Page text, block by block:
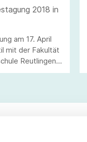
2018 in
am 17. April
mit der Fakultät
Reutlingen
kann viel in
die diversen